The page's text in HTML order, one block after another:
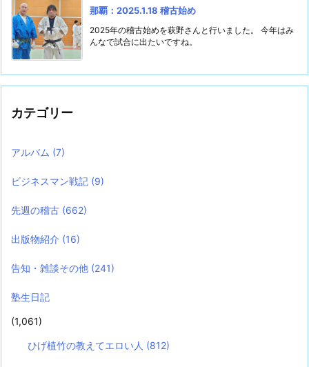
那覇：2025.1.18 稽古始め
2025年の稽古始めを萩野さんと行いました。 今年はみ
んなで試合に出たいですね。
カテゴリー
アルバム (7)
ビジネスマン戦記 (9)
先週の稽古 (662)
出版物紹介 (16)
告知・雑談その他 (241)
塾生日記
(1,061)
ひげ植竹の教えてエロい人 (812)